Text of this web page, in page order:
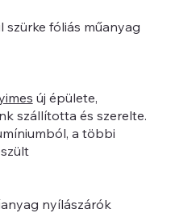
szürke fóliás műanyag
új épülete,
szállította és szerelte.
a többi
nyílászárók